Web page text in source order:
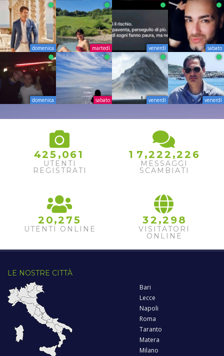
domenica martedì venerdì sabato
domenica sabato venerdì venerdì
425 ,061
UTENTI
REGISTRATI
1 7 ,222 ,22
3
6
7
MESSAGGI
SCAMBIATI
2 0,2 75
UTENTI ONLINE
32 ,2 98
VISITATORI
ONLINE
LE NOSTRE CITTÀ
Bari
Lecce
Napoli
Roma
Taranto
Matera
Milano